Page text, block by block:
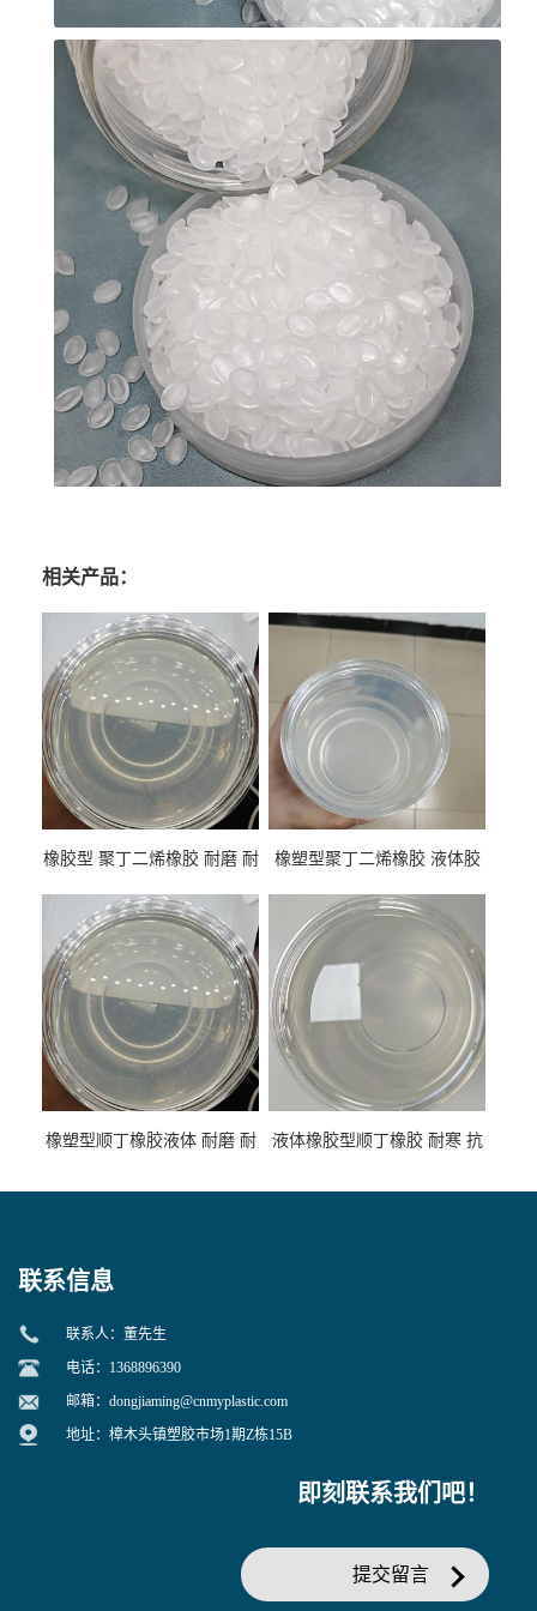
相关产品：
橡胶型 聚丁二烯橡胶 耐磨 耐
性
橡塑型聚丁二烯橡胶 液体胶
专用
橡塑型顺丁橡胶液体 耐磨 耐
液体橡胶型顺丁橡胶 耐寒 抗
联系信息
联系人：董先生
电话：1368896390
邮箱： dongjiaming@cnmyplastic.com
地址：樟木头镇塑胶市场1期Z栋15B
即刻联系我们吧！
提交留言